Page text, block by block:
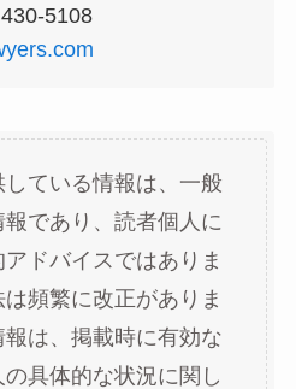
5108
ている情報は、一般
であり、読者個人に
ドバイスではありま
頻繁に改正がありま
は、掲載時に有効な
具体的な状況に関し